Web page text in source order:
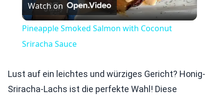
Video
Watch on
Pineapple Smoked Salmon with Coconut
Sriracha Sauce
Lust auf ein leichtes und würziges Gericht? Honig-
Sriracha-Lachs ist die perfekte Wahl! Diese